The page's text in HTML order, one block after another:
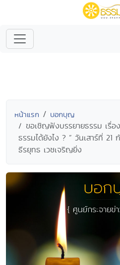
หน้าแรก บอกบุญ
ขอเชิญฟังบรรยายธรรม เรื่
ธรรมได้ยังไง ? ” วันเสาร์ที่ 21
ธีรยุทธ เวชเจริญยิ่ง